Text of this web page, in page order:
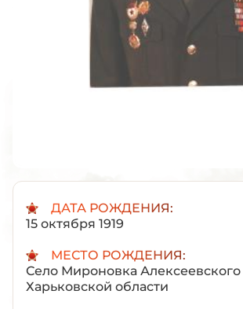
ДАТА РОЖДЕНИЯ:
15 октября 1919
МЕСТО РОЖДЕНИЯ:
Село Мироновка
Харьковской области